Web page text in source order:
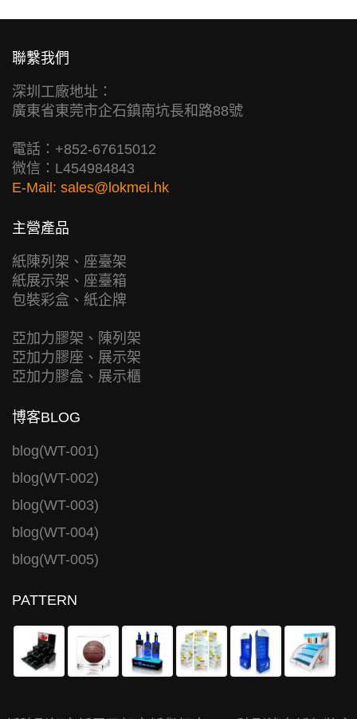
聯繫我們
深圳工廠地址：
廣東省東莞市企石鎮南坑長和路88號
電話：+852-67615012
微信：L454984843
E-Mail: sales@lokmei.hk
主營產品
紙陳列架、座臺架
紙展示架、座臺箱
包裝彩盒、紙企牌
亞加力膠架、陳列架
亞加力膠座、展示架
亞加力膠盒、展示櫃
博客BLOG
blog(WT-001)
blog(WT-002)
blog(WT-003)
blog(WT-004)
blog(WT-005)
PATTERN